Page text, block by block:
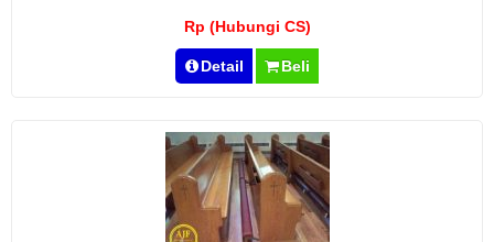
Rp (Hubungi CS)
Detail Beli